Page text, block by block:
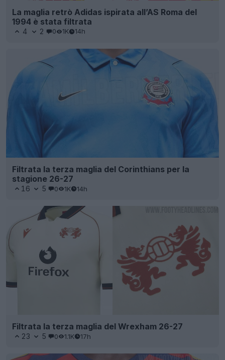
La maglia retrò Adidas ispirata all’AS Roma del
1994 è stata filtrata
4 2 0 1K 14h
Filtrata la terza maglia del Corinthians per la
stagione 26-27
16 5 0 1K 14h
Filtrata la terza maglia del Wrexham 26-27
23 5 0 1.1K 17h